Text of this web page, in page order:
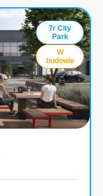
7r City
Park
W
budowie